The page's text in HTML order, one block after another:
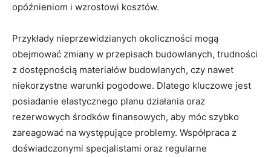
opóźnieniom i wzrostowi ‍kosztów.
Przykłady nieprzewidzianych okoliczności mogą
obejmować zmiany w przepisach​ budowlanych, trudności
​z dostępnością materiałów budowlanych, czy nawet
niekorzystne warunki pogodowe. Dlatego kluczowe jest‌
posiadanie‍ elastycznego planu działania oraz
rezerwowych⁢ środków finansowych, aby móc⁢ szybko
zareagować na występujące problemy. Współpraca z
doświadczonymi specjalistami oraz ⁣regularne